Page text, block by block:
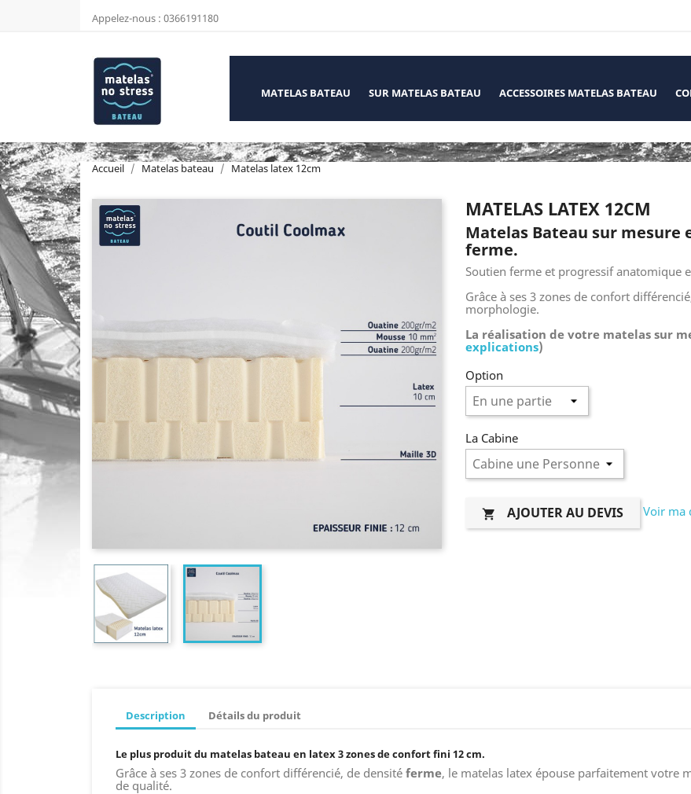
Appelez-nous : 0366191180
MATELAS BATEAU SUR MATELAS BATEAU ACCESSOIRES MATELAS BATEAU
Accueil Matelas bateau Matelas latex 12cm
MATELAS LATEX 12CM
Matelas Bateau sur mesure
ferme.
Soutien ferme et progressif anatomique
Grâce à ses 3 zones de confort
morphologie.
La réalisation de votre matelas sur
explications)
Option
La Cabine
 AJOUTER AU DEVIS Voir ma
Description Détails du produit
Le plus produit du matelas bateau en latex 3 zones de confort fini 12 cm.
Grâce à ses 3 zones de confort différencié, de densité ferme, le matelas latex épouse parfaitement
de qualité.